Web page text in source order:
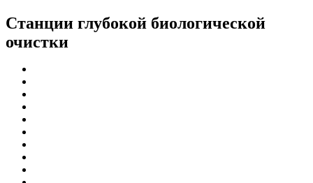
Станции глубокой биологической
очистки